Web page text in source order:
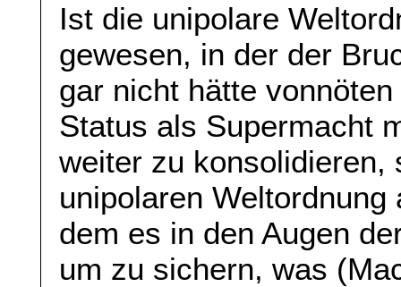
Ist die unipolare
gewesen, in der der
gar nicht hätte
Status als Supermacht
weiter zu konsolidieren,
unipolaren
dem es in den Augen
um zu sichern, was